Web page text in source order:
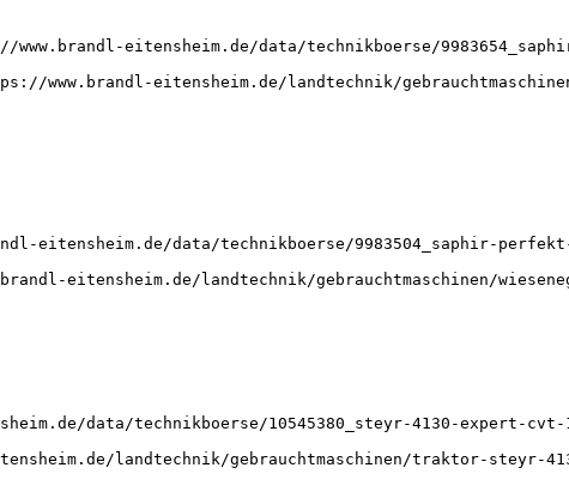
eitensheim.de/data/technikboerse/
www.brandl-eitensheim.de/landtechnik/
eitensheim.de/data/technikboerse/9983504_saphir-
eitensheim.de/landtechnik/gebrauchtmaschinen/
data/technikboerse/10545380_steyr-4130-expert-cvt-
landtechnik/gebrauchtmaschinen/traktor-steyr-